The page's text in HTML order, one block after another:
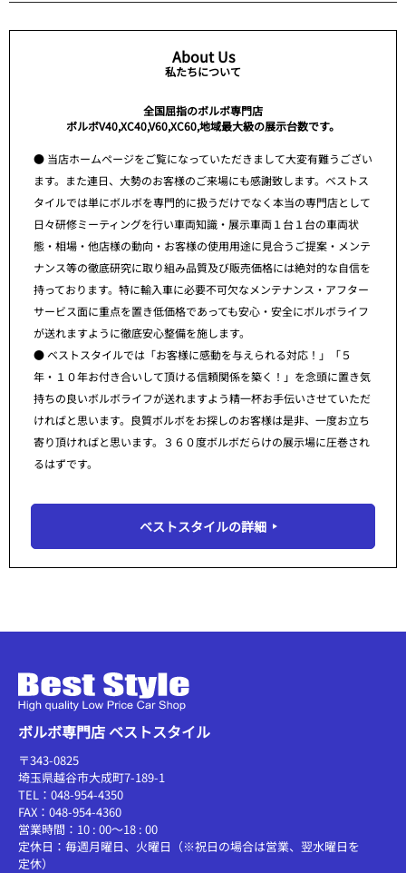
About Us
私たちについて
全国屈指のボルボ専門店
ボルボV40,XC40,V60,XC60,地域最大級の展示台数です。
● 当店ホームページをご覧になっていただきまして大変有難うござい
ます。また連日、大勢のお客様のご来場にも感謝致します。ベストス
タイルでは単にボルボを専門的に扱うだけでなく本当の専門店として
日々研修ミーティングを行い車両知識・展示車両１台１台の車両状
態・相場・他店様の動向・お客様の使用用途に見合うご提案・メンテ
ナンス等の徹底研究に取り組み品質及び販売価格には絶対的な自信を
持っております。特に輸入車に必要不可欠なメンテナンス・アフター
サービス面に重点を置き低価格であっても安心・安全にボルボライフ
が送れますように徹底安心整備を施します。
● ベストスタイルでは「お客様に感動を与えられる対応！」「５
年・１０年お付き合いして頂ける信頼関係を築く！」を念頭に置き気
持ちの良いボルボライフが送れますよう精一杯お手伝いさせていただ
ければと思います。良質ボルボをお探しのお客様は是非、一度お立ち
寄り頂ければと思います。３６０度ボルボだらけの展示場に圧巻され
るはずです。
ベストスタイルの詳細
ボルボ専門店 ベストスタイル
〒343-0825
埼玉県越谷市大成町7-189-1
TEL：048-954-4350
FAX：048-954-4360
営業時間：10 : 00～18 : 00
定休日：毎週月曜日、火曜日（※祝日の場合は営業、翌水曜日を
定休）